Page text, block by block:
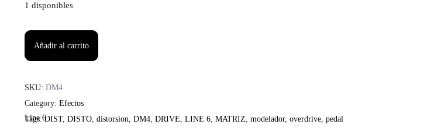
1 disponibles
Modelador
de
Line
DM4
cantidad
Añadir al carrito
SKU: DM4
Category: Efectos
Tags: DIST, DISTO, distorsion, DM4, DRIVE, LINE 6, MATRIZ, modelador, overdrive, pedal
Line 6